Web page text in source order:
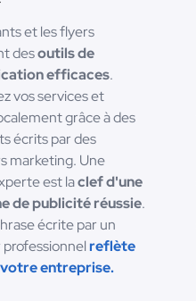
et les flyers
desoutils de
efficaces.
vos services et
grâce à des
écrits par des
marketing. Une
est laclef d'une
de publicité réussie.
écrite par un
reflète
votre entreprise.